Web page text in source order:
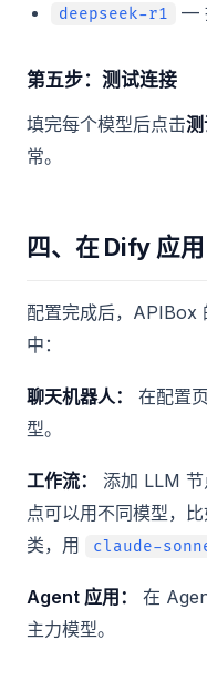
deepseek-r1 —
第五步：测试连接
填完每个模型后点击
常。
四、在 Dify 应
配置完成后，APIBox
中：
聊天机器人：
在配置
型。
工作流：
添加 LLM
点可以用不同模型，比
类，用
claude-
Agent 应用：
在
主力模型。